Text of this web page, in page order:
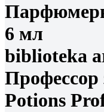
6 мл
biblioteka
Профессор
Potions